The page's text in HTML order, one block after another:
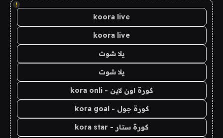
!
koora live
koora live
يلا شوت
يلا شوت
كورة اون لاين - kora onli
كورة جول - kora goal
كورة ستار - kora star